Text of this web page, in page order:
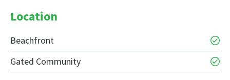
Location
Beachfront
Gated Community